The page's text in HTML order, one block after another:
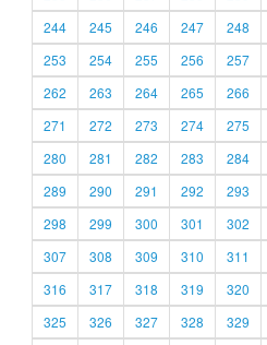
244
245 246 247 248
253
254 255 256 257
262
263 264 265 266
271
272 273 274 275
280
281 282 283 284
289
290 291 292 293
298
299 300 301 302
307
308 309 310 311
316
317 318 319 320
325
326 327 328 329